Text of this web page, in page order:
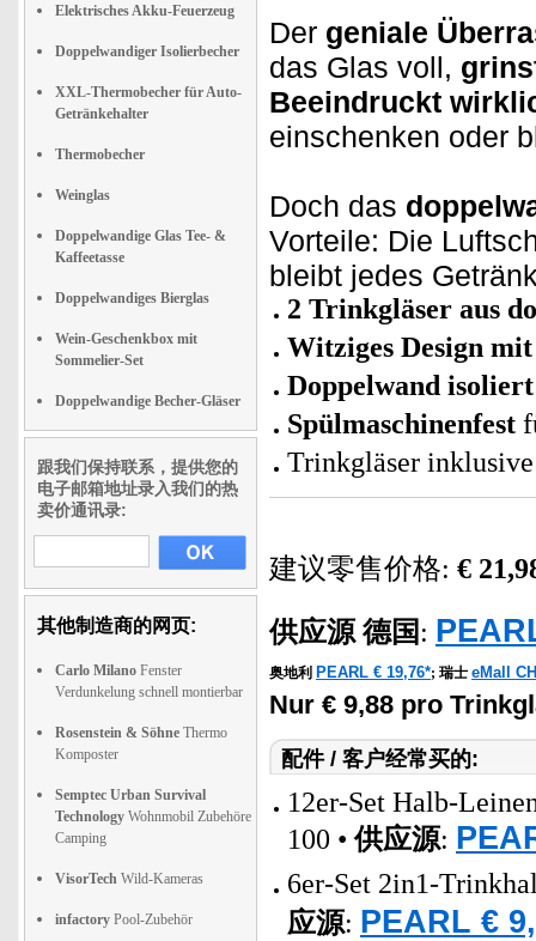
Elektrisches Akku-Feuerzeug
Doppelwandiger Isolierbecher
XXL-Thermobecher für Auto-
Getränkehalter
Thermobecher
Weinglas
Doppelwandige Glas Tee- &
Kaffeetasse
Doppelwandiges Bierglas
Wein-Geschenkbox mit
Sommelier-Set
Doppelwandige Becher-Gläser
跟我们保持联系，提供您的
电子邮箱地址录入我们的热
卖价通讯录:
其他制造商的网页:
Carlo Milano Fenster
Verdunkelung schnell montierbar
Rosenstein & Söhne Thermo
Komposter
Semptec Urban Survival
Technology Wohnmobil Zubehöre
Camping
VisorTech Wild-Kameras
infactory Pool-Zubehör
Der geniale
das Glas voll,
Beeindruckt
einschenken oder
Doch das
Vorteile: Die
bleibt jedes
2 Trinkgläser aus
Witziges Design
Doppelwand
Spülmaschinenfest
Trinkgläser
建议零售价格: €
供应源 德国 :
奥地利 PEARL € 19,76*; 瑞士 eMall
Nur € 9,88 pro
配件 / 客户经常买的:
12er-Set Halb-
100 •供应源:
6er-Set 2in1-
应源: PEARL €